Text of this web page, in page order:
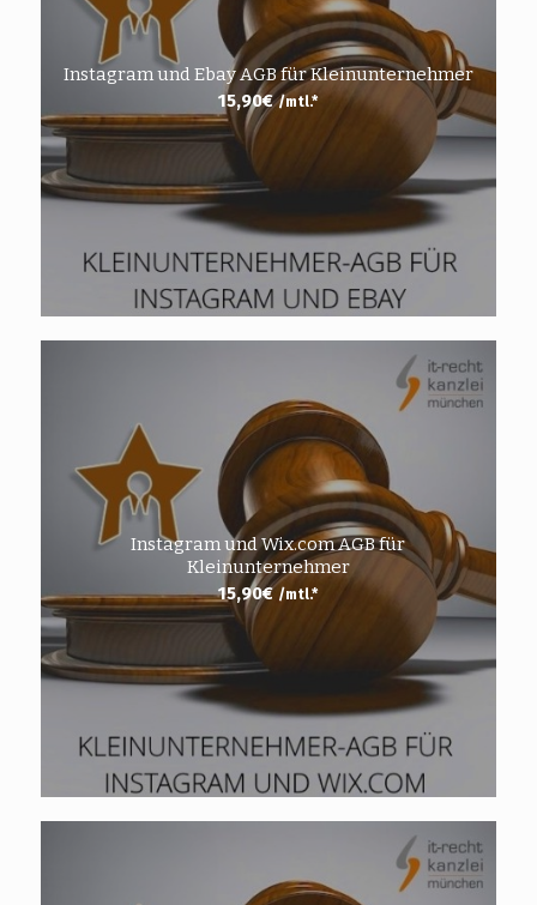
Instagram und Ebay AGB für Kleinunternehmer
15,90€ /mtl.*
Instagram und Wix.com AGB für
Kleinunternehmer
15,90€ /mtl.*